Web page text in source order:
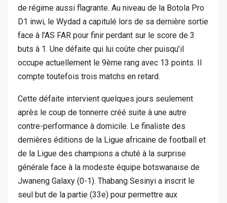
de régime aussi flagrante. Au niveau de la Botola Pro
D1 inwi, le Wydad a capitulé lors de sa dernière sortie
face à l’AS FAR pour finir perdant sur le score de 3
buts à 1. Une défaite qui lui coûte cher puisqu’il
occupe actuellement le 9ème rang avec 13 points. Il
compte toutefois trois matchs en retard.
Cette défaite intervient quelques jours seulement
après le coup de tonnerre créé suite à une autre
contre-performance à domicile. Le finaliste des
dernières éditions de la Ligue africaine de football et
de la Ligue des champions a chuté à la surprise
générale face à la modeste équipe botswanaise de
Jwaneng Galaxy (0-1). Thabang Sesinyi a inscrit le
seul but de la partie (33e) pour permettre aux